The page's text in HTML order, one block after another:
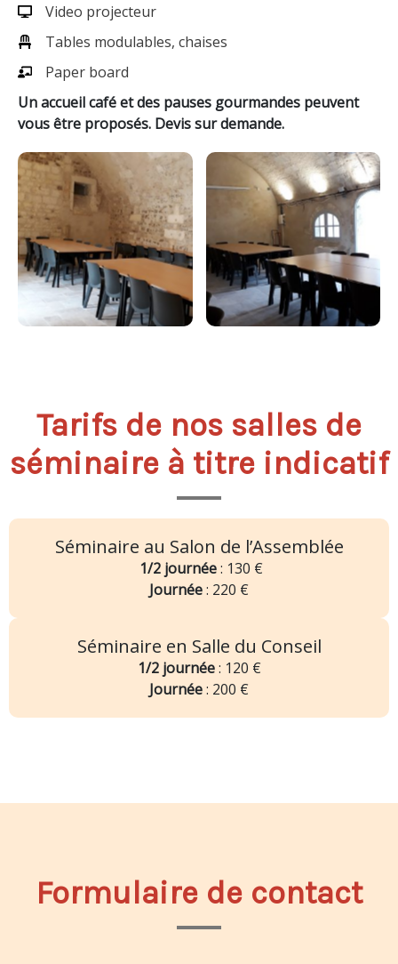
Video projecteur
Tables modulables, chaises
Paper board
Un accueil café et des pauses gourmandes peuvent
vous être proposés. Devis sur demande.
Tarifs de nos salles de
séminaire à titre indicatif
Séminaire au Salon de l’Assemblée
1/2 journée: 130 €
Journée: 220 €
Séminaire en Salle du Conseil
1/2 journée: 120 €
Journée: 200 €
Formulaire de contact